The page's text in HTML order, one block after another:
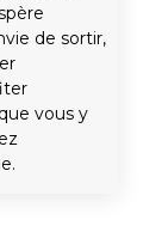
de sortir,
vous y